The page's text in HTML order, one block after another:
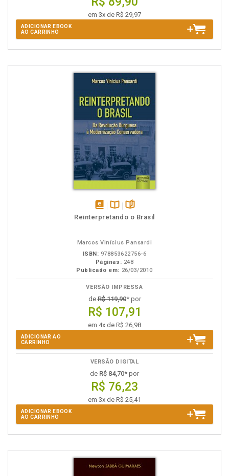
em 3x de R$ 29,97
ADICIONAR EBOOK
AO CARRINHO
disponívelDisponível
páginas
Reinterpretando o Brasil
Marcos Vinícius Pansardi
ISBN: 978853622756-6
Páginas: 248
Publicado em: 26/03/2010
VERSÃO IMPRESSA
deR$ 119,90* por
R$ 107,91
em 4x de R$ 26,98
ADICIONAR AO
CARRINHO
VERSÃO DIGITAL
de R$ 84,70* por
R$ 76,23
em 3x de R$ 25,41
ADICIONAR EBOOK
AO CARRINHO